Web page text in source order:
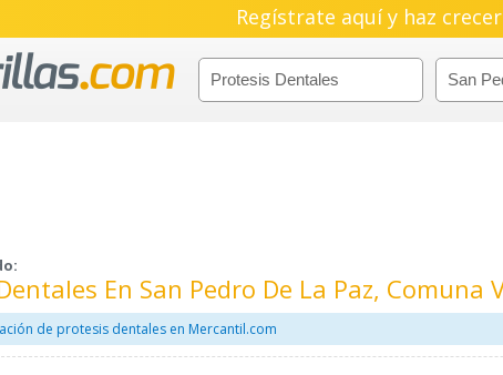
Regístrate aquí y haz
En San Pedro De La Paz, Comuna
de protesis dentales en Mercantil.com